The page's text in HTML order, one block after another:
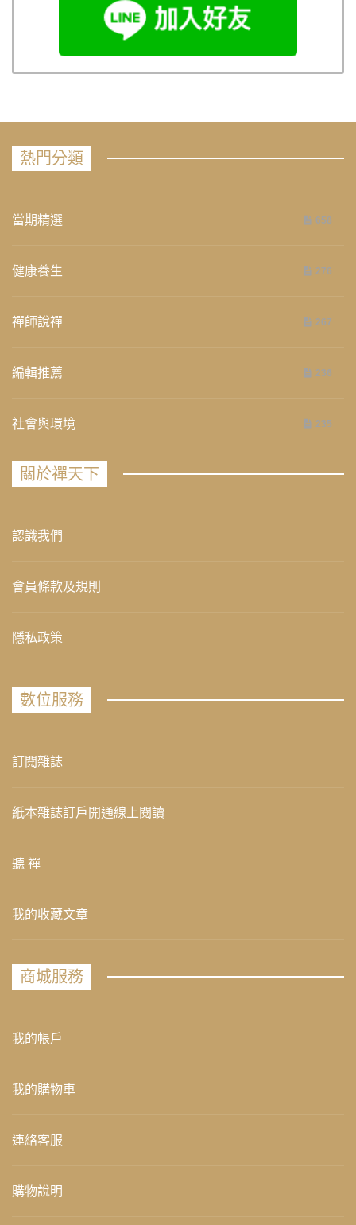
熱門分類
當期精選 658
健康養生 276
禪師說禪 267
編輯推薦 236
社會與環境 235
關於禪天下
認識我們
會員條款及規則
隱私政策
數位服務
訂閱雜誌
紙本雜誌訂戶開通線上閱讀
聽 禪
我的收藏文章
商城服務
我的帳戶
我的購物車
連絡客服
購物說明